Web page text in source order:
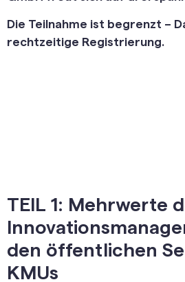
Die Teilnahme ist begrenzt –
rechtzeitige Registrierung.
TEIL 1: Mehrwerte
den öffentlichen
KMUs